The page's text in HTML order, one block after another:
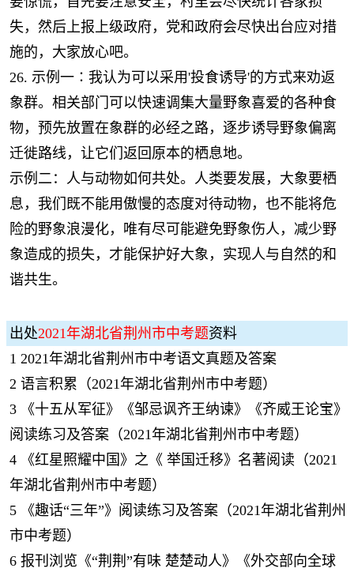
失，然后上报上级政府，党和政府会尽快出台应对措
施的，大家放心吧。
26. 示例一∶我认为可以采用'投食诱导'的方式来劝返
象群。相关部门可以快速调集大量野象喜爱的各种食
物，预先放置在象群的必经之路，逐步诱导野象偏离
迁徙路线，让它们返回原本的栖息地。
示例二：人与动物如何共处。人类要发展，大象要栖
息，我们既不能用傲慢的态度对待动物，也不能将危
险的野象浪漫化，唯有尽可能避免野象伤人，减少野
象造成的损失，才能保护好大象，实现人与自然的和
谐共生。
出处2021年湖北省荆州市中考题资料
1 2021年湖北省荆州市中考语文真题及答案
2 语言积累（2021年湖北省荆州市中考题）
3
《十五从军征》《邹忌讽齐王纳谏》《齐威王论宝》
阅读练习及答案（2021年湖北省荆州市中考题）
4
《红星照耀中国》之《 举国迁移》名著阅读（2021
年湖北省荆州市中考题）
5
《趣话“三年”》阅读练习及答案（2021年湖北省荆州
市中考题）
6 报刊浏览《“荆荆”有味 楚楚动人》《外交部向全球